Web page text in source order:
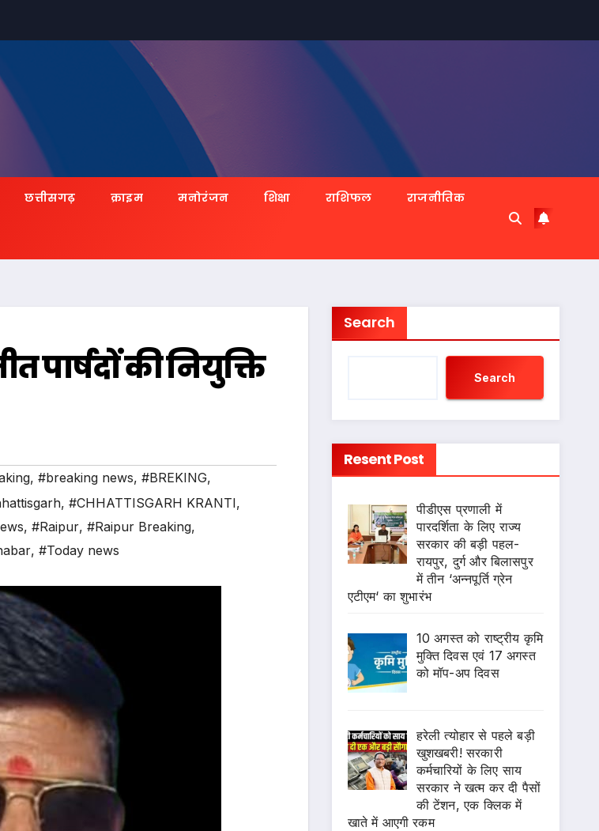
छत्तीसगढ़ क्राइम मनोरंजन शिक्षा राशिफल राजनीतिक
की नियुक्ति
, #breaking news, #BREKING,
, #CHHATTISGARH KRANTI,
, #Raipur, #Raipur Breaking,
, #Today news
Search
Search
Resent Post
पीडीएस प्रणाली में
पारदर्शिता के लिए राज्य
सरकार की बड़ी पहल-
रायपुर, दुर्ग और बिलासपुर
में तीन ‘अन्नपूर्ति ग्रेन
एटीएम‘ का शुभारंभ
10 अगस्त को राष्ट्रीय कृमि
मुक्ति दिवस एवं 17 अगस्त
को मॉप-अप दिवस
हरेली त्योहार से पहले बड़ी
खुशखबरी! सरकारी
कर्मचारियों के लिए साय
सरकार ने खत्म कर दी पैसों
की टेंशन, एक क्लिक में
खाते में आएगी रकम